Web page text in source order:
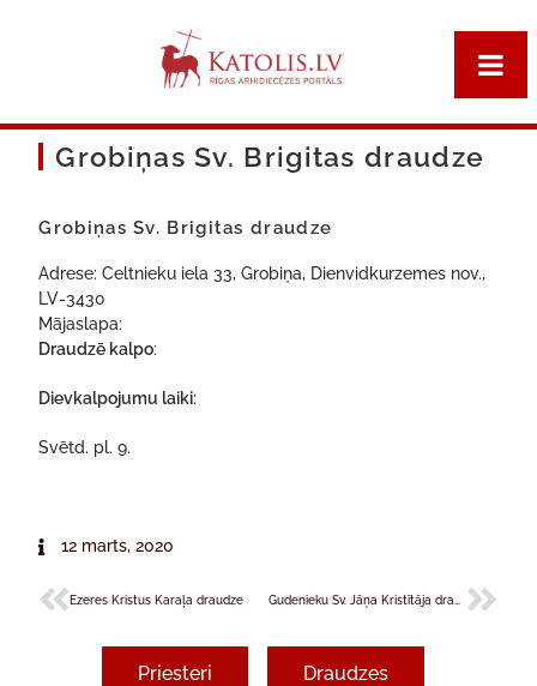
Grobiņas Sv. Brigitas draudze
Grobiņas Sv. Brigitas draudze
Adrese: Celtnieku iela 33, Grobiņa, Dienvidkurzemes nov.,
LV-3430
Mājaslapa:
Draudzē kalpo:
Dievkalpojumu laiki:
Svētd. pl. 9.
12 marts, 2020
Ezeres Kristus Karaļa draudze
Priesteri Draudzes